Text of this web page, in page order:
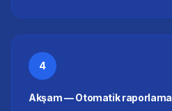
4
Akşam — Otomatik raporlama